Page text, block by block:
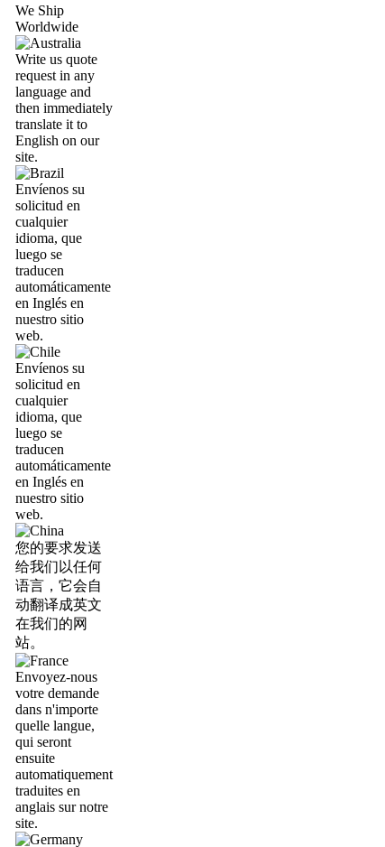
We Ship
Worldwide
Write us quote
request in any
language and
then immediately
translate it to
English on our
site.
Envíenos su
solicitud en
cualquier
idioma, que
luego se
traducen
automáticamente
en Inglés en
nuestro sitio
web.
Envíenos su
solicitud en
cualquier
idioma, que
luego se
traducen
automáticamente
en Inglés en
nuestro sitio
web.
您的要求发送
给我们以任何
语言，它会自
动翻译成英文
在我们的网
站。
Envoyez-nous
votre demande
dans n'importe
quelle langue,
qui seront
ensuite
automatiquement
traduites en
anglais sur notre
site.